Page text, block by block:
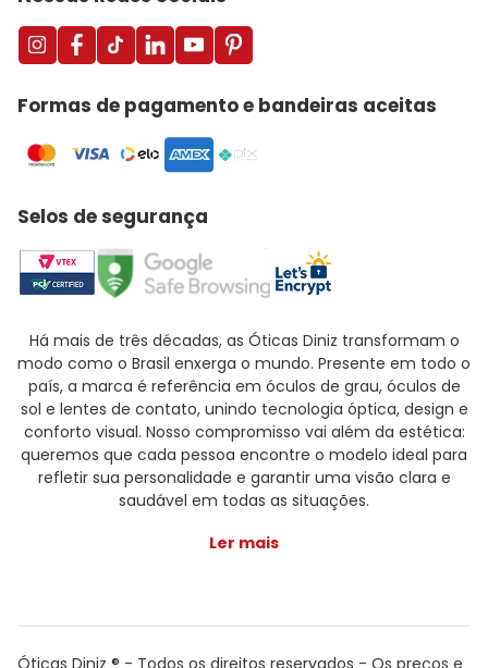
Formas de pagamento e bandeiras aceitas
Selos de segurança
Há mais de três décadas, as Óticas Diniz transformam o
modo como o Brasil enxerga o mundo. Presente em todo o
país, a marca é referência em óculos de grau, óculos de
sol e lentes de contato, unindo tecnologia óptica, design e
conforto visual. Nosso compromisso vai além da estética:
queremos que cada pessoa encontre o modelo ideal para
refletir sua personalidade e garantir uma visão clara e
saudável em todas as situações.
Ler mais
Óticas Diniz ® - Todos os direitos reservados - Os preços e